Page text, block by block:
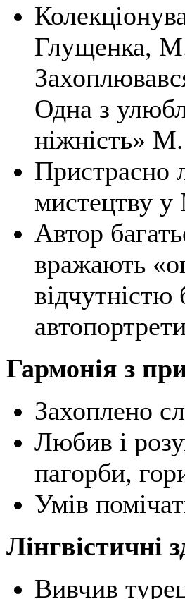
Глущенка,
Одна з
ніжність»
Пристрасно
мистецтву
Автор
вражають
Гармонія з
Захоплено
Любив і
пагорби,
Умів
Лінгвістичні
Вивчив